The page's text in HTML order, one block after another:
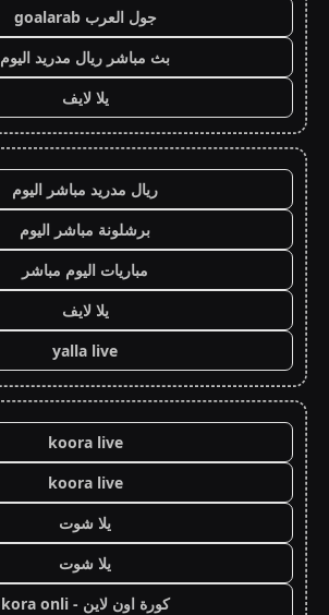
جول العرب goalarab
بث مباشر ريال مدريد اليوم
يلا لايف
ريال مدريد مباشر اليوم
برشلونة مباشر اليوم
مباريات اليوم مباشر
يلا لايف
yalla live
koora live
koora live
يلا شوت
يلا شوت
كورة اون لاين - kora onli